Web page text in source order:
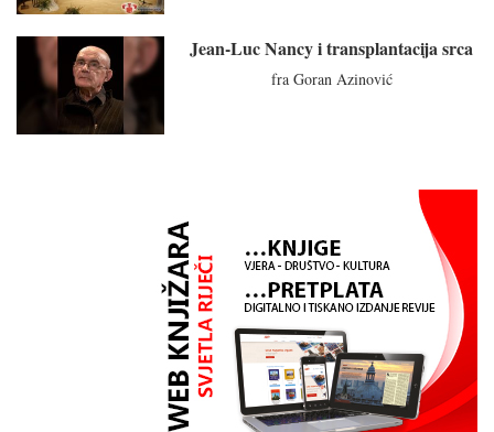
Jean-Luc Nancy i transplantacija srca
fra Goran Azinović